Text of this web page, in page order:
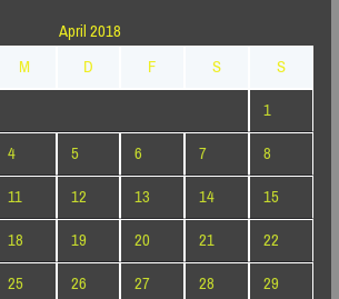
April 2018
M D F S
S
1
4 5 6 7
8
11 12 13 14
15
18 19 20 21
22
25 26 27 28
29